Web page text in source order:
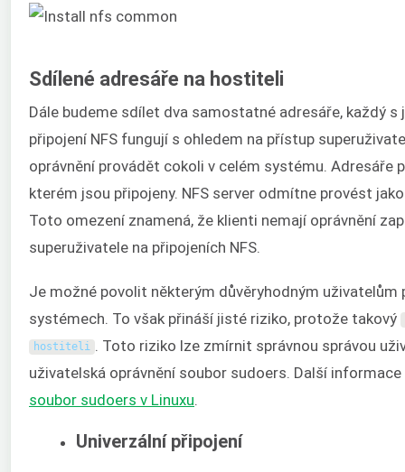
Sdílené adresáře na hostiteli
Dále budeme sdílet dva samostatné adresáře, každý
připojení NFS fungují s ohledem na přístup
oprávnění provádět cokoli v celém systému. Adresáře
kterém jsou připojeny. NFS server odmítne provést
Toto omezení znamená, že klienti nemají oprávnění
superuživatele na připojeních NFS.
Je možné povolit některým důvěryhodným
systémech. To však přináší jisté riziko, protože takový
hostiteli . Toto riziko lze zmírnit správnou správou
uživatelská oprávnění soubor sudoers. Další
soubor sudoers v Linuxu
Univerzální připojení